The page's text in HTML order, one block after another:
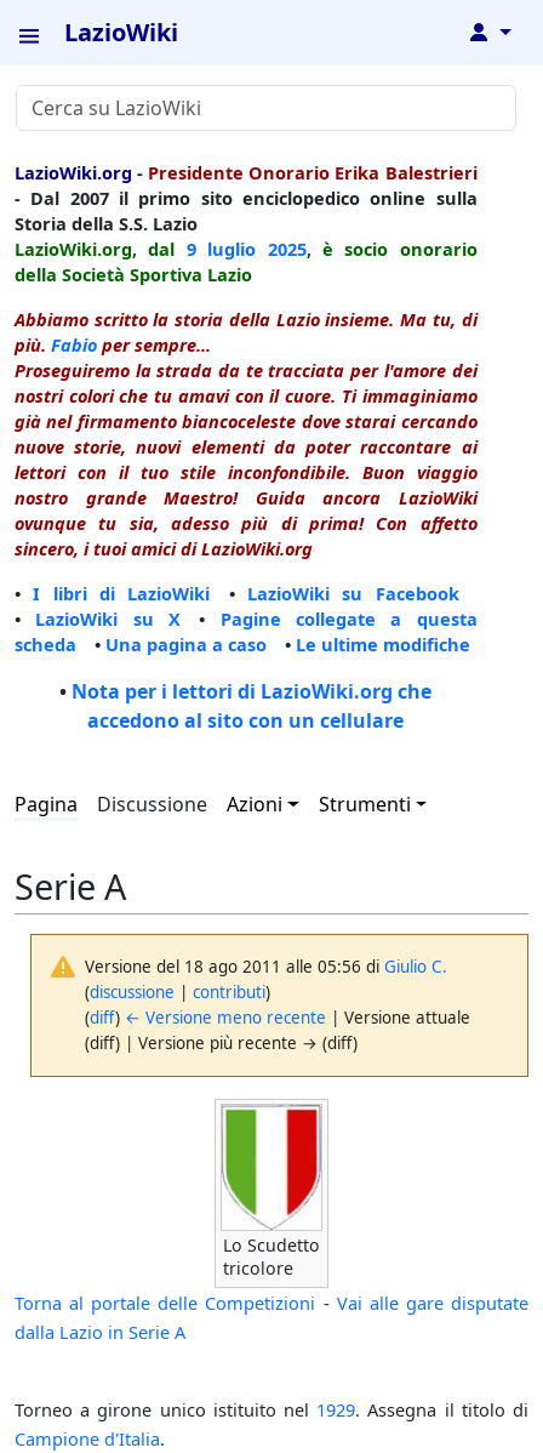
LazioWiki ↓
LazioWiki.org - Presidente Onorario Erika Balestrieri
- Dal 2007 il primo sito enciclopedico online sulla
Storia della S.S. Lazio
LazioWiki.org, dal 9 luglio 2025, è socio onorario
della Società Sportiva Lazio
Abbiamo scritto la storia della Lazio insieme. Ma tu, di
più. Fabio per sempre...
Proseguiremo la strada da te tracciata per l'amore dei
nostri colori che tu amavi con il cuore. Ti immaginiamo
già nel firmamento biancoceleste dove starai cercando
nuove storie, nuovi elementi da poter raccontare ai
lettori con il tuo stile inconfondibile. Buon viaggio
nostro grande Maestro! Guida ancora LazioWiki
ovunque tu sia, adesso più di prima! Con affetto
sincero, i tuoi amici di LazioWiki.org
•I libri di LazioWiki • LazioWiki su Facebook
• LazioWiki su X • Pagine collegate a questa
scheda • Una pagina a caso • Le ultime modifiche
• Nota per i lettori di LazioWiki.org che
accedono al sito con un cellulare
Pagina Discussione Azioni Strumenti
Serie A
Versione del 18 ago 2011 alle 05:56 diGiulio C.
(discussione |contributi)
(diff) ← Versione meno recente | Versione attuale
(diff) | Versione più recente → (diff)
Lo Scudetto
tricolore
Torna al portale delle Competizioni - Vai alle gare disputate
dalla Lazio in Serie A
Torneo a girone unico istituito nel 1929. Assegna il titolo di
Campione d'Italia.